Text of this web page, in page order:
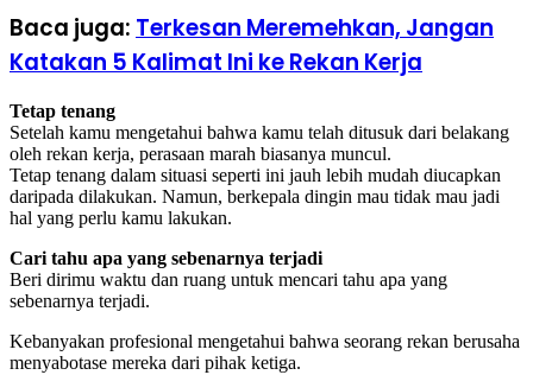
Baca juga: Terkesan Meremehkan, Jangan
Katakan 5 Kalimat Ini ke Rekan Kerja
Tetap tenang
Setelah kamu mengetahui bahwa kamu telah ditusuk dari belakang
oleh rekan kerja, perasaan marah biasanya muncul.
Tetap tenang dalam situasi seperti ini jauh lebih mudah diucapkan
daripada dilakukan. Namun, berkepala dingin mau tidak mau jadi
hal yang perlu kamu lakukan.
Cari tahu apa yang sebenarnya terjadi
Beri dirimu waktu dan ruang untuk mencari tahu apa yang
sebenarnya terjadi.
Kebanyakan profesional mengetahui bahwa seorang rekan berusaha
menyabotase mereka dari pihak ketiga.